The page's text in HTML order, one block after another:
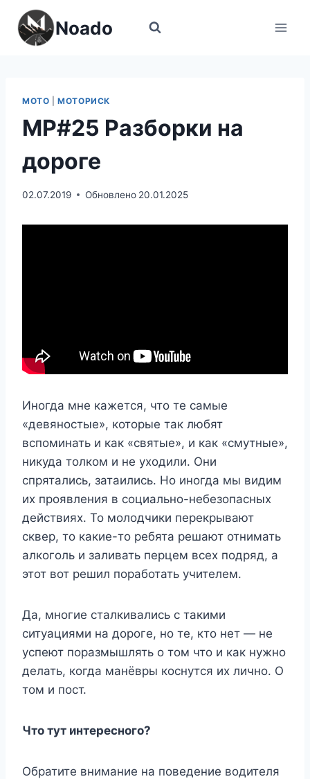
Перейти
содержимому
Noado
МОТО |МОТОРИСК
МР#25 Разборки на
дороге
02.07.2019 Обновлено 20.01.2025
Иногда мне кажется, что те самые
«девяностые», которые так любят
вспоминать и как «святые», и как «смутные»,
никуда толком и не уходили. Они
спрятались, затаились. Но иногда мы видим
их проявления в социально-небезопасных
действиях. То молодчики перекрывают
сквер, то какие-то ребята решают отнимать
алкоголь и заливать перцем всех подряд, а
этот вот решил поработать учителем.
Да, многие сталкивались с такими
ситуациями на дороге, но те, кто нет — не
успеют поразмышлять о том что и как нужно
делать, когда манёвры коснутся их лично. О
том и пост.
Что тут интересного?
Обратите внимание на поведение водителя